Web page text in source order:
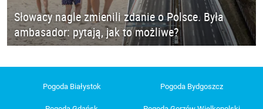
Słowacy nagle zmienili zdanie o Polsce. Była
ambasador: pytają, jak to możliwe?
Pogoda Białystok Pogoda Bydgoszcz